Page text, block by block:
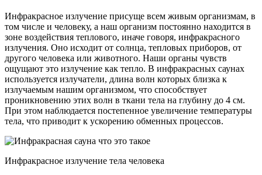
Инфракрасное излучение присуще всем живым организмам, в
том числе и человеку, а наш организм постоянно находится в
зоне воздействия теплового, иначе говоря, инфракрасного
излучения. Оно исходит от солнца, тепловых приборов, от
другого человека или животного. Наши органы чувств
ощущают это излучение как тепло. В инфракрасных саунах
используется излучатели, длина волн которых близка к
излучаемым нашим организмом, что способствует
проникновению этих волн в ткани тела на глубину до 4 см.
При этом наблюдается постепенное увеличение температуры
тела, что приводит к ускорению обменных процессов.
Инфракрасное излучение тела человека